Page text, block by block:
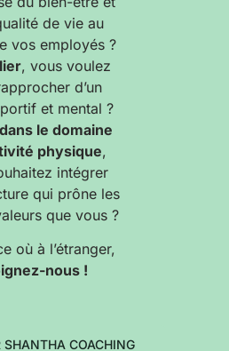
de vie au
vos employés ?
, vous voulez
d’un
et mental ?
le domaine
physique,
intégrer
qui prône les
que vous ?
où à l’étranger,
nous !
SHANTHA COACHING